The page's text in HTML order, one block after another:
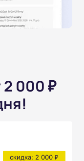
2 000 ₽
скидка: 2 000 ₽